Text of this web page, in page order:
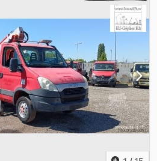
ABS,
Multitel 160 ALU DS - 16m
117 902 km Üzemóra: 3
osztály: EURO5 Teljesítmény:
2 287 Típus: Hidraulikus
Üzemanyag: Dízel Megengedett
Dbi Sspfx Al Nok Ülőhelyek
Készleten Felszereltség: ABS,
A gép jó munkavégzési állapotban
nagyon tiszta és jól működik.
Beszélünk: - angolul - németül -